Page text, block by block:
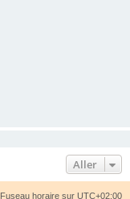
Aller
Fuseau horaire sur UTC+02:00